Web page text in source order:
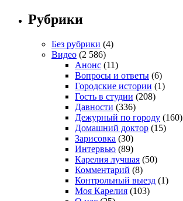
Рубрики
Без рубрики (4)
Видео (2 586)
Анонс (11)
Вопросы и ответы (6)
Городские истории (1)
Гость в студии (208)
Давности (336)
Дежурный по городу (160)
Домашний доктор (15)
Зарисовка (30)
Интервью (89)
Карелия лучшая (50)
Комментарий (8)
Контрольный выезд (1)
Моя Карелия (103)